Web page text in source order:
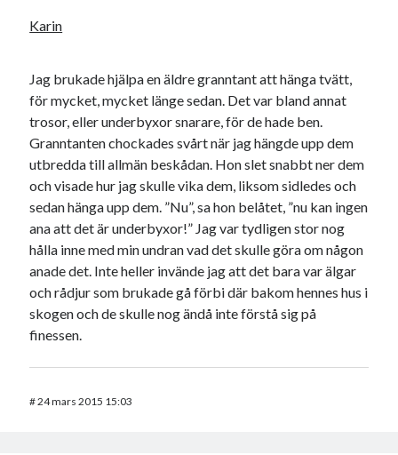
Karin
Jag brukade hjälpa en äldre granntant att hänga tvätt,
för mycket, mycket länge sedan. Det var bland annat
trosor, eller underbyxor snarare, för de hade ben.
Granntanten chockades svårt när jag hängde upp dem
utbredda till allmän beskådan. Hon slet snabbt ner dem
och visade hur jag skulle vika dem, liksom sidledes och
sedan hänga upp dem. ”Nu”, sa hon belåtet, ”nu kan ingen
ana att det är underbyxor!” Jag var tydligen stor nog
hålla inne med min undran vad det skulle göra om någon
anade det. Inte heller invände jag att det bara var älgar
och rådjur som brukade gå förbi där bakom hennes hus i
skogen och de skulle nog ändå inte förstå sig på
finessen.
#24 mars 2015 15:03